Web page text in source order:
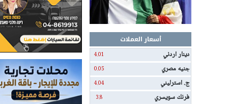
أسعار العملات
دينار اردني
4.01
جنيه مصري 0.05
ج. استرليني 4.04
فرنك سويسري 3.8